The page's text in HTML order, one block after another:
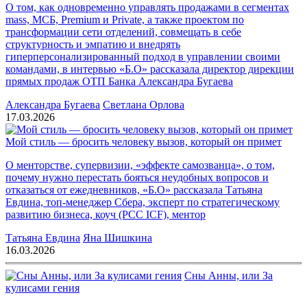
О том, как одновременно управлять продажами в сегментах
mass, МСБ, Premium и Private, а также проектом по
трансформации сети отделений, совмещать в себе
структурность и эмпатию и внедрять
гиперперсонализированный подход в управлении своими
командами, в интервью «Б.О» рассказала директор дирекции
прямых продаж ОТП Банка Александра Бугаева
Александра Бугаева Светлана Орлова
17.03.2026
Мой стиль — бросить человеку вызов, который он примет
О менторстве, супервизии, «эффекте самозванца», о том,
почему нужно перестать бояться неудобных вопросов и
отказаться от ежедневников, «Б.О» рассказала Татьяна
Евдина, топ-менеджер Сбера, эксперт по стратегическому
развитию бизнеса, коуч (PCC ICF), ментор
Татьяна Евдина Яна Шишкина
16.03.2026
Сны Анны, или За
кулисами гения